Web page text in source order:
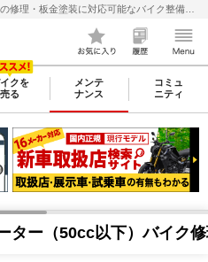
クを
売る
メンテ
ナンス
コミュ
ニティ
ター（50cc以下）バイク